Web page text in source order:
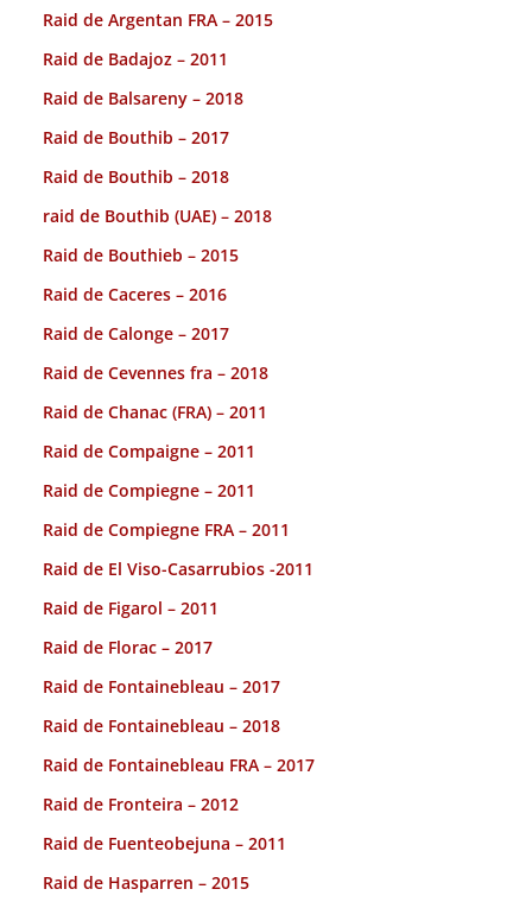
Raid de Argentan FRA – 2015
Raid de Badajoz – 2011
Raid de Balsareny – 2018
Raid de Bouthib – 2017
Raid de Bouthib – 2018
raid de Bouthib (UAE) – 2018
Raid de Bouthieb – 2015
Raid de Caceres – 2016
Raid de Calonge – 2017
Raid de Cevennes fra – 2018
Raid de Chanac (FRA) – 2011
Raid de Compaigne – 2011
Raid de Compiegne – 2011
Raid de Compiegne FRA – 2011
Raid de El Viso-Casarrubios -2011
Raid de Figarol – 2011
Raid de Florac – 2017
Raid de Fontainebleau – 2017
Raid de Fontainebleau – 2018
Raid de Fontainebleau FRA – 2017
Raid de Fronteira – 2012
Raid de Fuenteobejuna – 2011
Raid de Hasparren – 2015